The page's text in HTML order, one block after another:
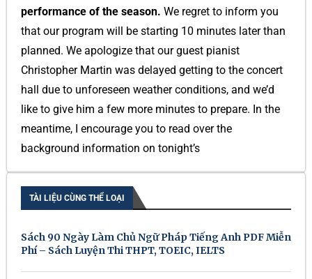
performance of the season. We regret to inform you
that our program will be starting 10 minutes later than
planned. We apologize that our guest pianist
Christopher Martin was delayed getting to the concert
hall due to unforeseen weather conditions, and we’d
like to give him a few more minutes to prepare. In the
meantime, I encourage you to read over the
background information on tonight’s
TÀI LIỆU CÙNG THỂ LOẠI
Sách 90 Ngày Làm Chủ Ngữ Pháp Tiếng Anh PDF Miễn
Phí – Sách Luyện Thi THPT, TOEIC, IELTS